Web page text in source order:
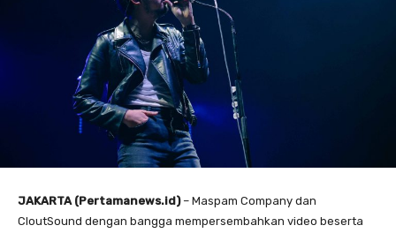
JAKARTA (Pertamanews.id)– Maspam Company dan
CloutSound dengan bangga mempersembahkan video beserta